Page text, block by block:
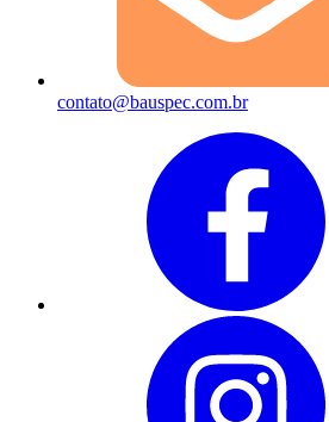
contato@bauspec.com.br